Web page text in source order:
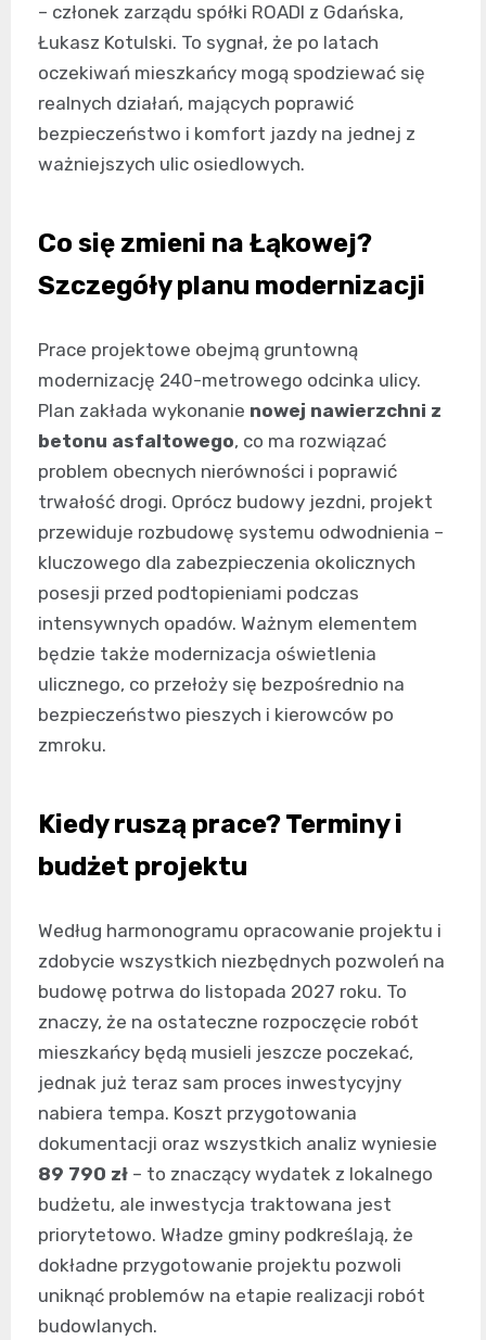
– członek zarządu spółki ROADI z Gdańska,
Łukasz Kotulski. To sygnał, że po latach
oczekiwań mieszkańcy mogą spodziewać się
realnych działań, mających poprawić
bezpieczeństwo i komfort jazdy na jednej z
ważniejszych ulic osiedlowych.
Co się zmieni na Łąkowej?
Szczegóły planu modernizacji
Prace projektowe obejmą gruntowną
modernizację 240-metrowego odcinka ulicy.
Plan zakłada wykonanie nowej nawierzchni z
betonu asfaltowego, co ma rozwiązać
problem obecnych nierówności i poprawić
trwałość drogi. Oprócz budowy jezdni, projekt
przewiduje rozbudowę systemu odwodnienia –
kluczowego dla zabezpieczenia okolicznych
posesji przed podtopieniami podczas
intensywnych opadów. Ważnym elementem
będzie także modernizacja oświetlenia
ulicznego, co przełoży się bezpośrednio na
bezpieczeństwo pieszych i kierowców po
zmroku.
Kiedy ruszą prace? Terminy i
budżet projektu
Według harmonogramu opracowanie projektu i
zdobycie wszystkich niezbędnych pozwoleń na
budowę potrwa do listopada 2027 roku. To
znaczy, że na ostateczne rozpoczęcie robót
mieszkańcy będą musieli jeszcze poczekać,
jednak już teraz sam proces inwestycyjny
nabiera tempa. Koszt przygotowania
dokumentacji oraz wszystkich analiz wyniesie
89 790 zł – to znaczący wydatek z lokalnego
budżetu, ale inwestycja traktowana jest
priorytetowo. Władze gminy podkreślają, że
dokładne przygotowanie projektu pozwoli
uniknąć problemów na etapie realizacji robót
budowlanych.